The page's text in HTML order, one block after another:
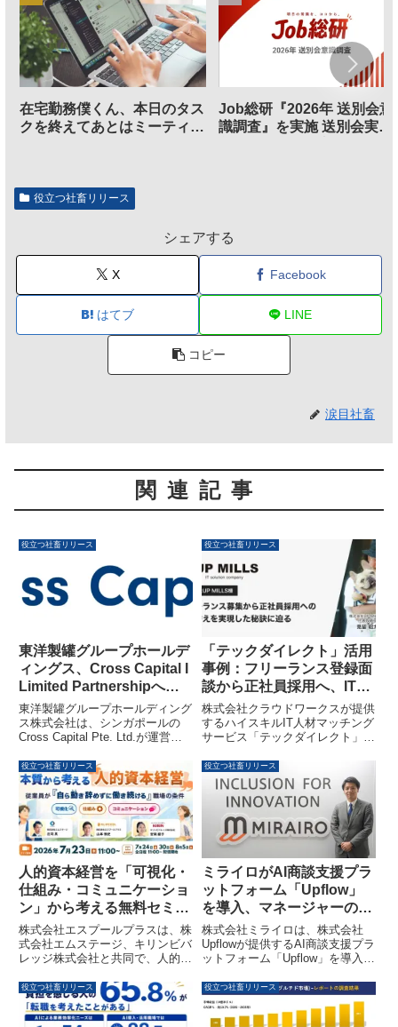
在宅勤務僕くん、本日のタス
クを終えてあとはミーティン
Job総研『2026年 送別会意
識調査』を実施 送別会実施
役立つ社畜リリース
シェアする
X Facebook
はてブ LINE
コピー
涙目社畜
関連記事
役立つ社畜リリース
東洋製罐グループホールデ
ィングス、Cross Capital I
Limited Partnershipへの
出資を決定し、海外スター
トアップとの連携を加速
東洋製罐グループホールディング
ス株式会社は、シンガポールの
Cross Capital Pte. Ltd.が運営す
Partnership」への出資を決定し
ました。この出資を通じて、ヘル
スケアや環境・資源・エネルギー
分野における海外スタートアップ
との連携を強化し、新規事業創出
を推進します。
役立つ社畜リリース
「テックダイレクト」活用
事例：フリーランス登録面
談から正社員採用へ、IT人
材確保の新手法を公開
株式会社クラウドワークスが提供
するハイスキルIT人材マッチング
サービス「テックダイレクト」の
MILLSが、フリーランス登録面談
を通じて優秀な人材を正社員とし
て採用した事例を公開しました。
この事例は、フリーランス人材の
深い経歴や人柄の把握が、迅速な
正社員登用判断に貢献したことを
示しています。
役立つ社畜リリース
人的資本経営を「可視化・
仕組み・コミュニケーショ
ン」から考える無料セミナ
ー、7月23日開催
株式会社エスプールプラスは、株
式会社エムステージ、キリンビバ
レッジ株式会社と共同で、人的資
ュニケーション」の視点から考え
る無料オンラインセミナーを
2026年7月23日に開催します。本
役立つ社畜リリース
ミライロがAI商談支援プラ
ットフォーム「Upflow」
を導入、マネージャーの案
件チェック工数を50%削減
株式会社ミライロは、株式会社
Upflowが提供するAI商談支援プラ
ットフォーム「Upflow」を導入し
ーの案件チェック工数が約50%削
減され、営業活動の効率化と質の
向上が実現しています。
役立つ社畜リリース 役立つ社畜リリース